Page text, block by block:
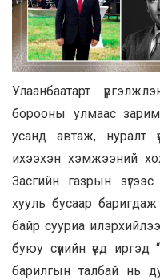
Улаанбаатарт
борооны улмаас
усанд автаж, нуралт
ихээхэн хэмжээний
Засгийн газрын
хууль бусаар
байр сууриа
буюу сүүлийн үед
барилгын талбай нь